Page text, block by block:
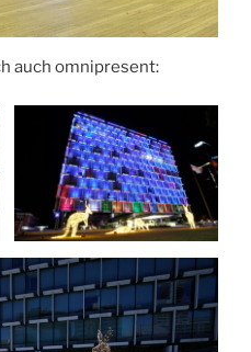
auch omnipresent: